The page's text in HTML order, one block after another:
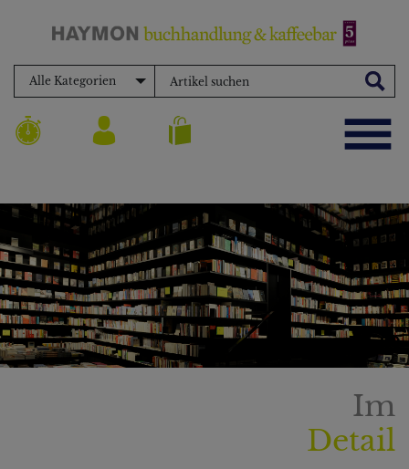
Alle Kategorien
Im
Detail